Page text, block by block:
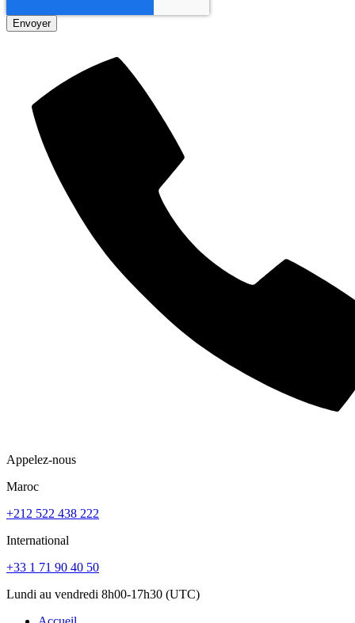
Appelez-nous
Maroc
+212 522 438 222
International
+33 1 71 90 40 50
Lundi au vendredi 8h00-17h30 (UTC)